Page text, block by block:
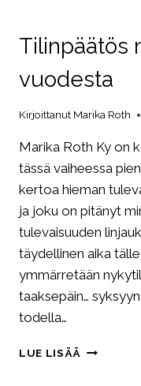
Tilinpäätös
vuodesta
Kirjoittanut Marika Roth
Marika Roth Ky on
tässä vaiheessa
kertoa hieman
ja joku on pitänyt
tulevaisuuden
täydellinen aika
ymmärretään
taaksepäin…
todella…
LUE LISÄÄ